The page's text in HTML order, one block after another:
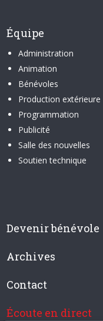
Équipe
Administration
Animation
Bénévoles
Production extérieure
Programmation
Publicité
Salle des nouvelles
Soutien technique
Devenir bénévole
Archives
Contact
Écoute en direct